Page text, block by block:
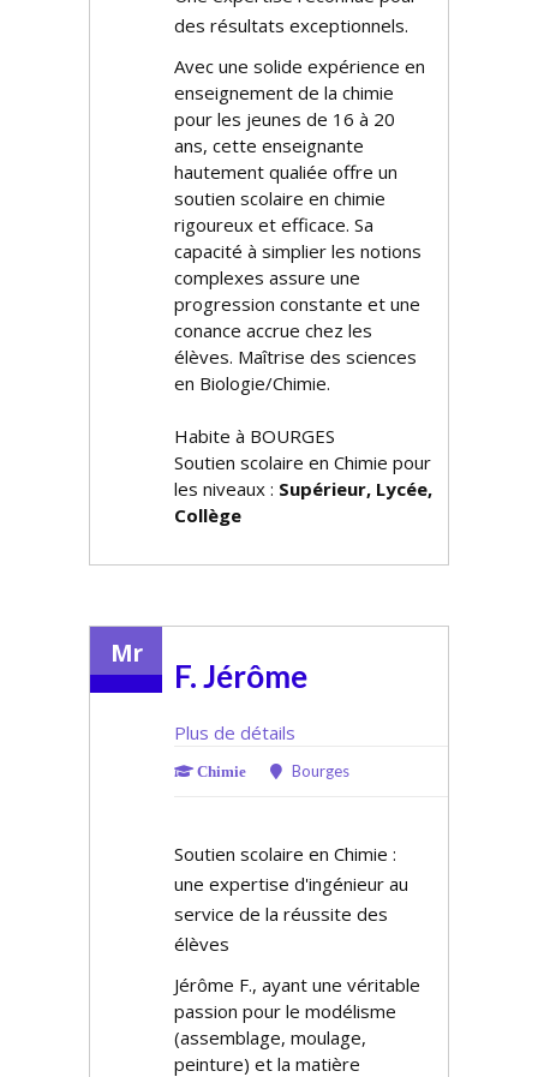
des résultats exceptionnels.
Avec une solide expérience en
enseignement de la chimie
pour les jeunes de 16 à 20
ans, cette enseignante
hautement qualifiée offre un
soutien scolaire en chimie
rigoureux et efficace. Sa
capacité à simplifier les notions
complexes assure une
progression constante et une
confiance accrue chez les
élèves. Maîtrise des sciences
en Biologie/Chimie.
Habite à BOURGES
Soutien scolaire en Chimie pour
les niveaux : Supérieur, Lycée,
Collège
Mr
F. Jérôme
Plus de détails
Chimie Bourges
Soutien scolaire en Chimie :
une expertise d'ingénieur au
service de la réussite des
élèves
Jérôme F., ayant une véritable
passion pour le modélisme
(assemblage, moulage,
peinture) et la matière